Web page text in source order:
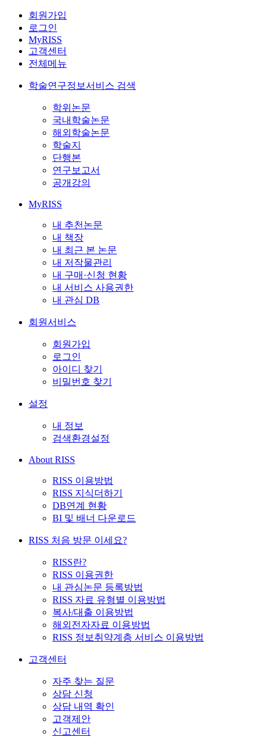
회원가입
로그인
MyRISS
고객센터
전체메뉴
학술연구정보서비스 검색
학위논문
국내학술논문
해외학술논문
학술지
단행본
연구보고서
공개강의
MyRISS
내 추천논문
내 책장
내 최근 본 논문
내 저작물관리
내 구매·신청 현황
내 서비스 사용권한
내 관심 DB
회원서비스
회원가입
로그인
아이디 찾기
비밀번호 찾기
설정
내 정보
검색환경설정
About RISS
RISS 이용방법
RISS 지식더하기
DB연계 현황
BI 및 배너 다운로드
RISS 처음 방문 이세요?
RISS란?
RISS 이용권한
내 관심논문 등록방법
RISS 자료 유형별 이용방법
복사/대출 이용방법
해외전자자료 이용방법
RISS 정보취약계층 서비스 이용방법
고객센터
자주 찾는 질문
상담 신청
상담 내역 확인
고객제안
신고센터